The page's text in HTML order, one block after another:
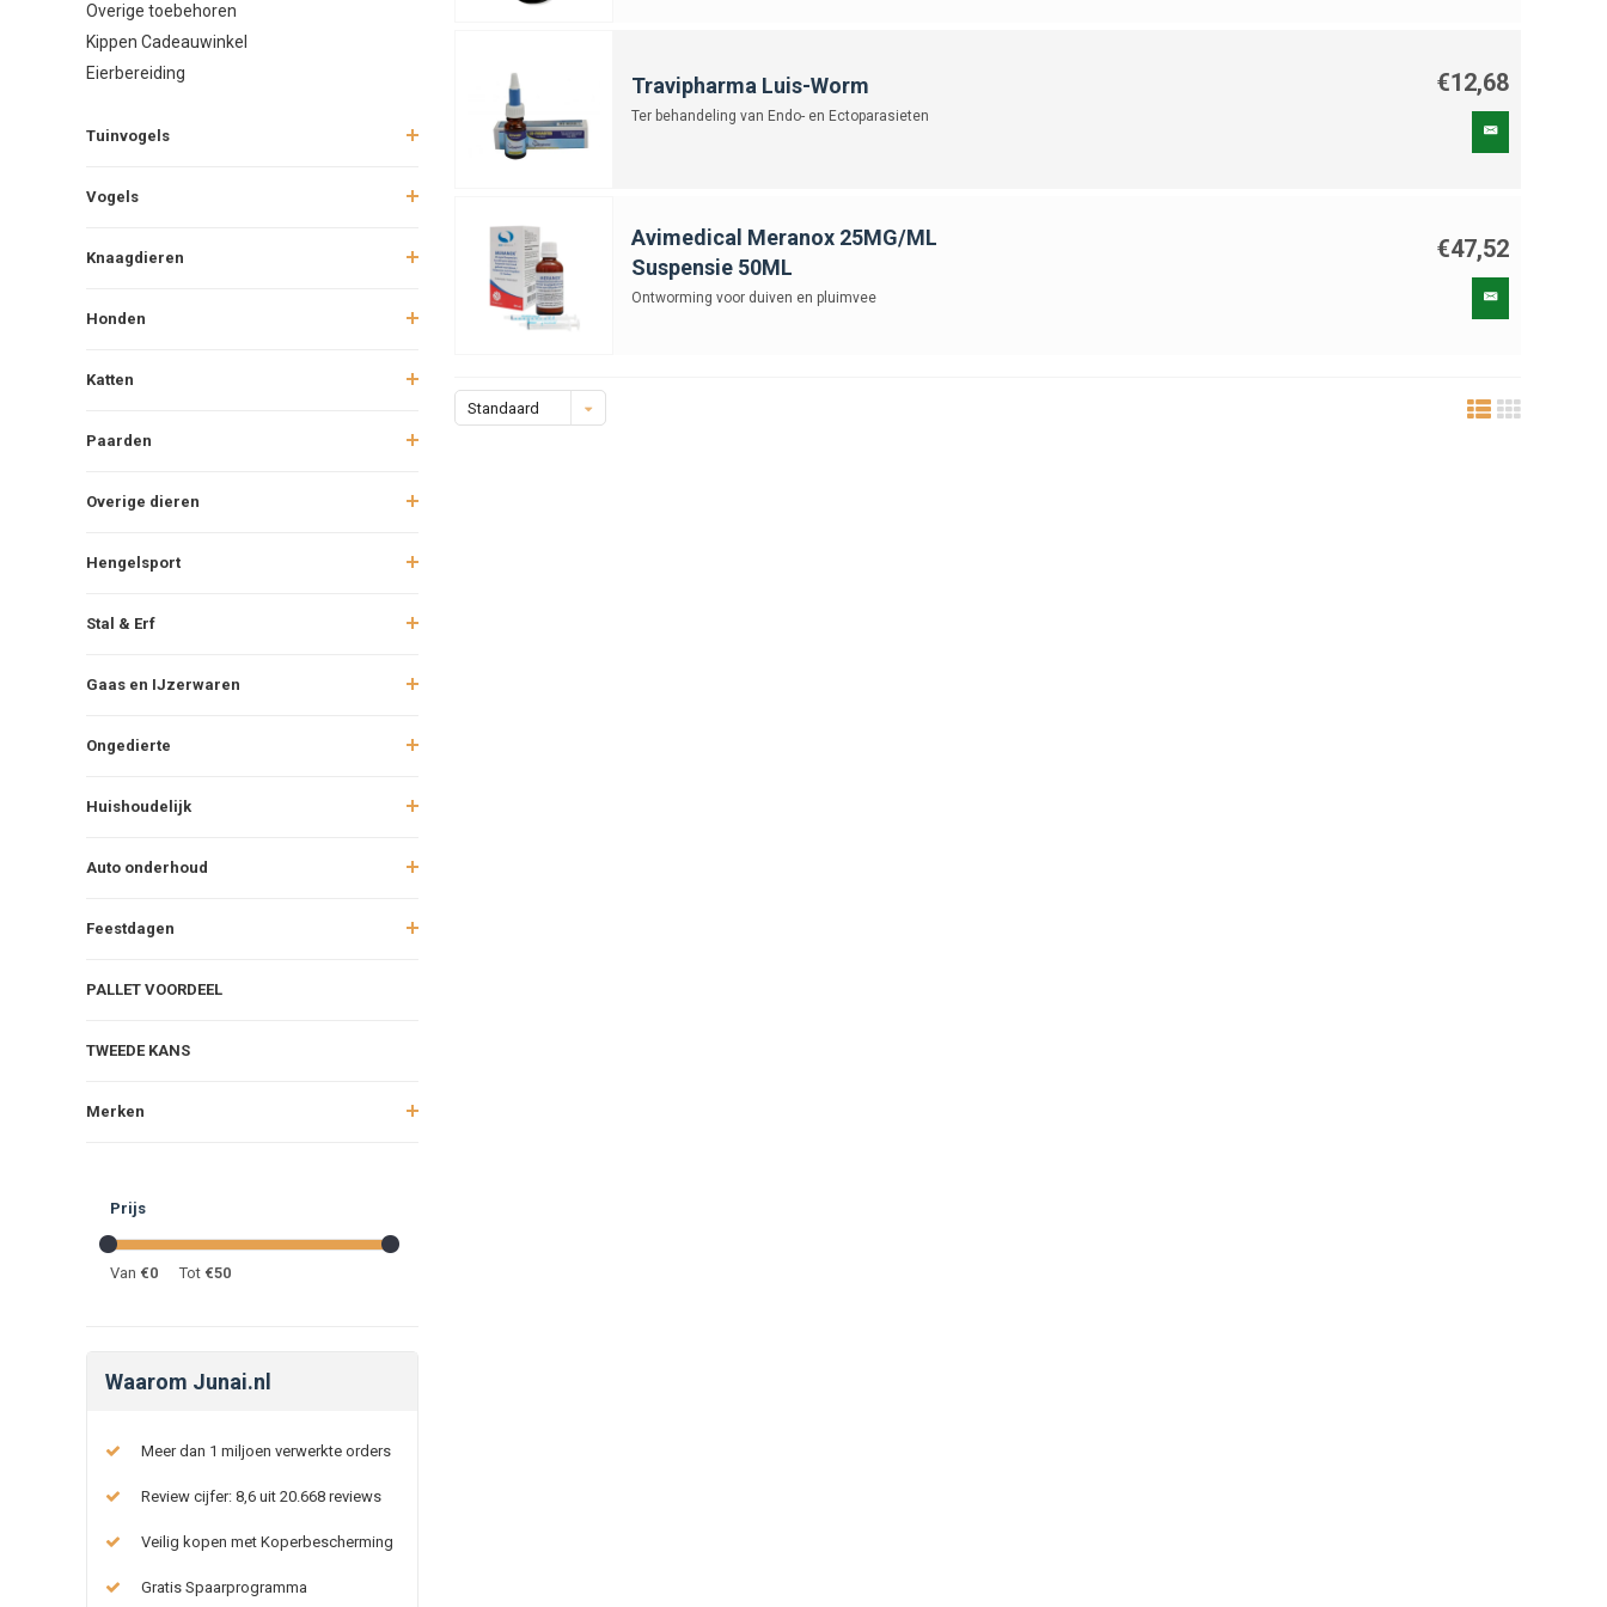
Overige toebehoren
Kippen Cadeauwinkel
Eierbereiding
Tuinvogels
Vogels
Knaagdieren
Honden
Katten
Paarden
Overige dieren
Hengelsport
Stal & Erf
Gaas en IJzerwaren
Ongedierte
Huishoudelijk
Auto onderhoud
Feestdagen
PALLET VOORDEEL
TWEEDE KANS
Merken
Prijs
Van €0 Tot €50
Waarom Junai.nl
Meer dan 1 miljoen verwerkte orders
Review cijfer: 8,6 uit 20.668 reviews
Veilig kopen met Koperbescherming
Gratis Spaarprogramma
Travipharma Luis-Worm
Ter behandeling van Endo- en Ectoparasieten
€12,68
Avimedical Meranox 25MG/ML
Suspensie 50ML
Ontworming voor duiven en pluimvee
€47,52
Standaard